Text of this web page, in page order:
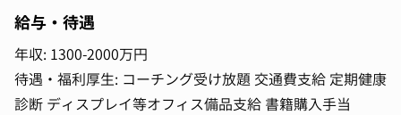
給与・待遇
年収: 1300-2000万円
待遇・福利厚生: コーチング受け放題 交通費支給 定期健康
診断 ディスプレイ等オフィス備品支給 書籍購入手当